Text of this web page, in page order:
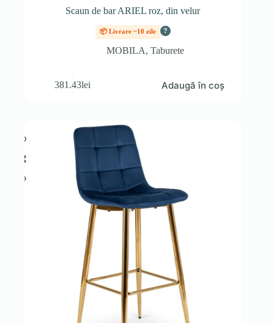
Scaun de bar ARIEL roz, din velur
📦 Livrare ~10 zile ?
MOBILA, Taburete
381.43lei Adaugă în coș